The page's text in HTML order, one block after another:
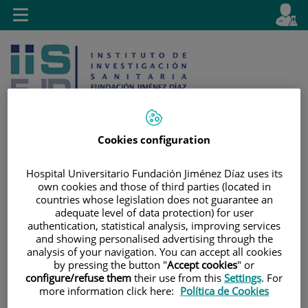
Jump to content
Language
Active
en
Search
Toggle
navigation
Cookies configuration
Hospital Universitario Fundación Jiménez Díaz uses its
own cookies and those of third parties (located in
countries whose legislation does not guarantee an
adequate level of data protection) for user
authentication, statistical analysis, improving services
and showing personalised advertising through the
analysis of your navigation. You can accept all cookies
by pressing the button "Accept cookies" or
configure/refuse them their use from this Settings. For
more information click here: Política de Cookies